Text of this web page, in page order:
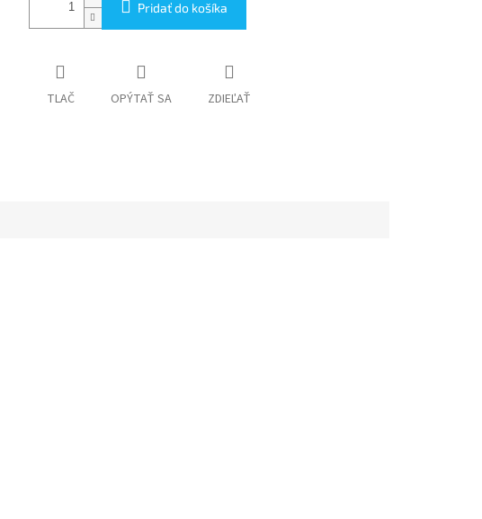
Pridať do košíka
TLAČ OPÝTAŤ SA ZDIEĽAŤ